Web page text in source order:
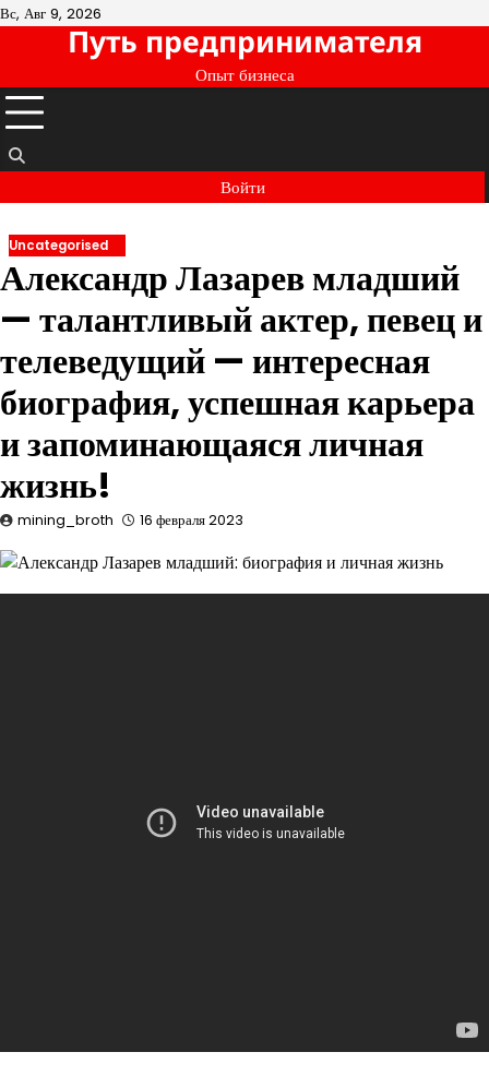
Перейти
содержимому
Вс, Авг 9, 2026
Путь предпринимателя
Опыт бизнеса
Войти
Uncategorised
Александр Лазарев младший
— талантливый актер, певец и
телеведущий — интересная
биография, успешная карьера
и запоминающаяся личная
жизнь!
mining_broth 16 февраля 2023